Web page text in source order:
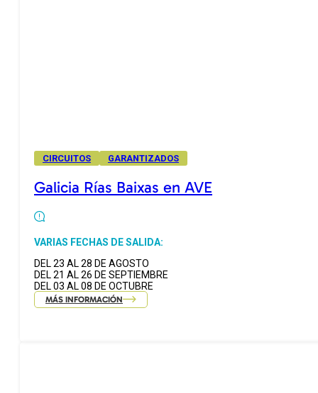
CIRCUITOS GARANTIZADOS
Galicia Rías Baixas en AVE
VARIAS FECHAS DE SALIDA:
DEL 23 AL 28 DE AGOSTO
DEL 21 AL 26 DE SEPTIEMBRE
DEL 03 AL 08 DE OCTUBRE
MÁS INFORMACIÓN